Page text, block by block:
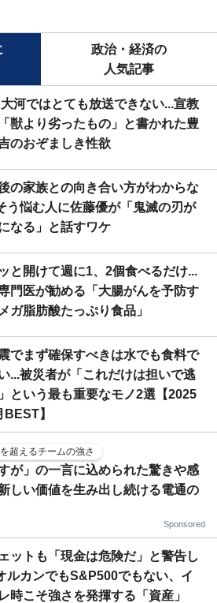
政治・経済の
人気記事
河ではとても放送できない...宣教
獣より劣ったもの」と書かれた豊
のおぞましき性欲
の家族との向き合い方がわからな
う悩む人に佐藤優が「鬼滅の刃が
なる」と話すワケ
と開けて週に1、2個食べるだけ...
門医が勧める「大腸がんを予防す
ガ脂肪酸たっぷり食品」
でまず確保すべきは水でも食料で
...被災者が「これだけは担いで逃
という最も重要なモノ2選【2025
】
超えるチームの強さ
すが」の一言に込められた驚きや感
しい価値を生み出し続ける電通の
Sponsored
ットも「現金は危険だ」と警告し
ルカンでもS&P500でもない、イ
時こそ強さを発揮する「資産」